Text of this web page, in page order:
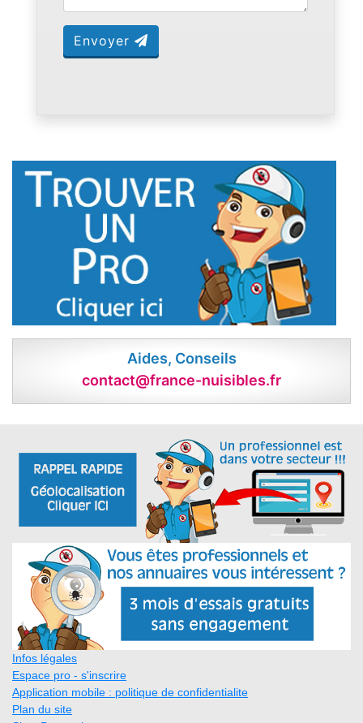
Envoyer
Aides, Conseils
contact@france-nuisibles.fr
Infos légales
Espace pro - s'inscrire
Application mobile : politique de confidentialite
Plan du site